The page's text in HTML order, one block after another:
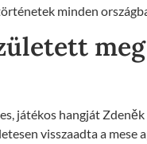
minden
játékos hangját
visszaadta a